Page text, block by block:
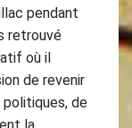
pendant
retrouvé
où il
de revenir
de